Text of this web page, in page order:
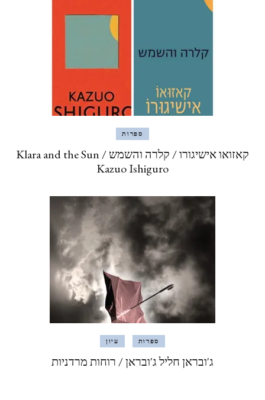
ספרות
קאזואו אישיגורו / קלרה והשמש Klara and the Sun /
Kazuo Ishiguro
ספרות עיון
ג'ובראן חליל ג'ובראן / רוחות מרדניות